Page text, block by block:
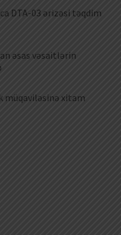
DTA-03 ərizəsi təqdim
əsas vəsaitlərin
xitam